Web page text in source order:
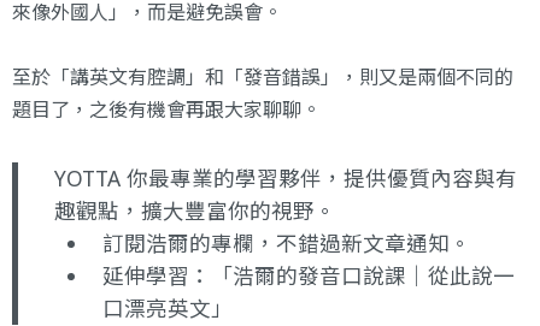
來像外國人」，而是避免誤會。
至於「講英文有腔調」和「發音錯誤」，則又是兩個不同的
題目了，之後有機會再跟大家聊聊。
YOTTA 你最專業的學習夥伴，提供優質內容與有
趣觀點，擴大豐富你的視野。
訂閱浩爾的專欄，不錯過新文章通知。
延伸學習：
「浩爾的發音口說課｜從此說一
口漂亮英文」